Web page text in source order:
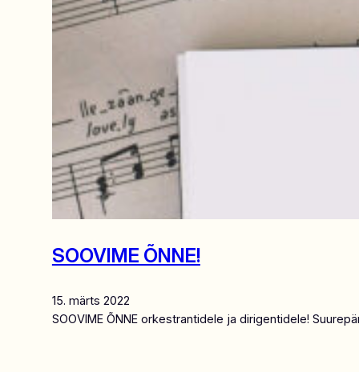
SOOVIME ÕNNE!
15. märts 2022
SOOVIME ÕNNE orkestrantidele ja dirigentidele!